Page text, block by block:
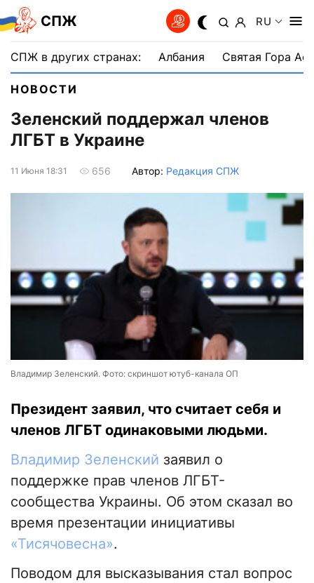
СПЖ RU
СПЖ в других странах: Албания Святая Гора
НОВОСТИ
Зеленский поддержал членов
ЛГБТ в Украине
11 Июня 18:31 656 Автор: Редакция СПЖ
Владимир Зеленский. Фото: скриншот ютуб-канала ОП
Президент заявил, что считает себя и
членов ЛГБТ одинаковыми людьми.
Владимир Зеленский заявил о
поддержке прав членов ЛГБТ-
сообщества Украины. Об этом сказал во
время презентации инициативы
«Тисячовесна».
Поводом для высказывания стал вопрос